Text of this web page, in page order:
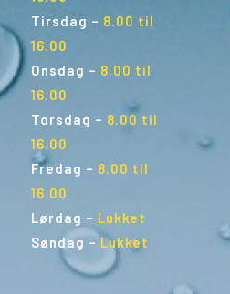
Tirsdag – 8.00 til
16.00
Onsdag – 8.00 til
16.00
Torsdag – 8.00 til
16.00
Fredag – 8.00 til
16.00
Lørdag – Lukket
Søndag – Lukket